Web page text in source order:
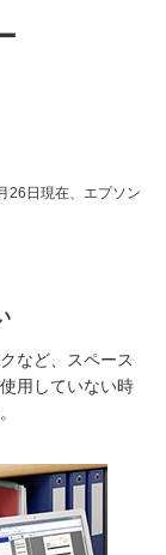
26日現在、エプソン
など、スペース
用していない時